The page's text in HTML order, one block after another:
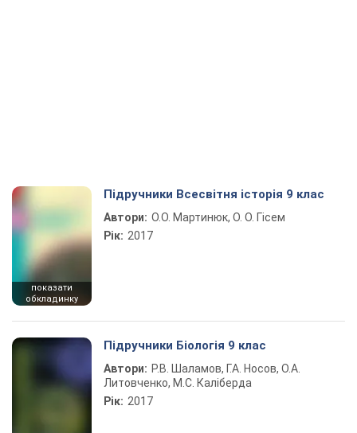
показати
обкладинку
Підручники Всесвітня історія 9 клас
Автори: О.О. Мартинюк, О. О. Гісем
Рік: 2017
Підручники Біологія 9 клас
Автори: Р.В. Шаламов, Г.А. Носов, О.А.
Литовченко, М.С. Каліберда
Рік: 2017